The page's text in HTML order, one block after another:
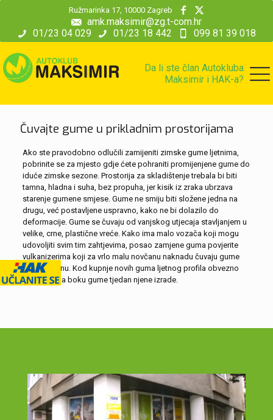
01/23 04 029 01/23 18 442 099 81 39 018
amk.maksimir@zg.t-com.hr
Ružmarinka 17, 10000 Zagreb
Da li ste član Autokluba
Maksimir i HAK-a?
Čuvajte gume u prikladnim prostorijama
Ako ste pravodobno odlučili zamijeniti zimske gume ljetnima,
pobrinite se za mjesto gdje ćete pohraniti promijenjene gume do
iduće zimske sezone. Prostorija za skladištenje trebala bi biti
tamna, hladna i suha, bez propuha, jer kisik iz zraka ubrzava
starenje gumene smjese. Gume ne smiju biti složene jedna na
drugu, već postavljene uspravno, kako ne bi dolazilo do
deformacije. Gume se čuvaju od vanjskog utjecaja stavljanjem u
velike, crne, plastične vreće. Kako ima malo vozača koji mogu
udovoljiti svim tim zahtjevima, posao zamjene guma povjerite
vulkanizerima koji za vrlo malu novčanu naknadu čuvaju gume
cijelu sezonu. Kod kupnje novih guma ljetnog profila obvezno
provjerite na boku gume tjedan njene izrade.